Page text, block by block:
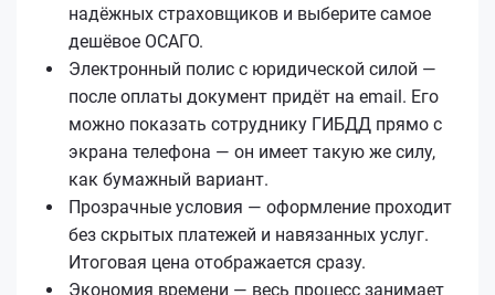
надёжных страховщиков и выберите самое
дешёвое ОСАГО.
Электронный полис с юридической силой —
после оплаты документ придёт на email. Его
можно показать сотруднику ГИБДД прямо с
экрана телефона — он имеет такую же силу,
как бумажный вариант.
Прозрачные условия — оформление проходит
без скрытых платежей и навязанных услуг.
Итоговая цена отображается сразу.
Экономия времени — весь процесс занимает